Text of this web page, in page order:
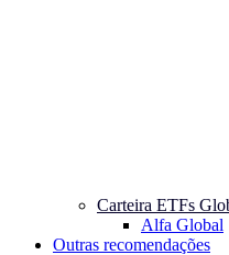
Carteira ETFs
Alfa Global
Outras recomendações